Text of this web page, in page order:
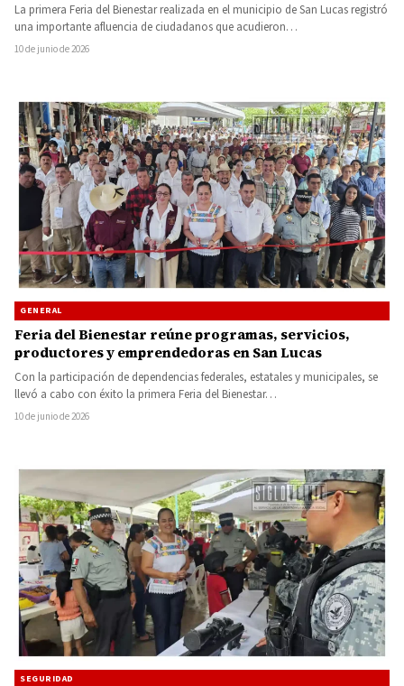
La primera Feria del Bienestar realizada en el municipio de San Lucas registró
una importante afluencia de ciudadanos que acudieron…
10 de junio de 2026
GENERAL
Feria del Bienestar reúne programas, servicios,
productores y emprendedoras en San Lucas
Con la participación de dependencias federales, estatales y municipales, se
llevó a cabo con éxito la primera Feria del Bienestar…
10 de junio de 2026
SEGURIDAD